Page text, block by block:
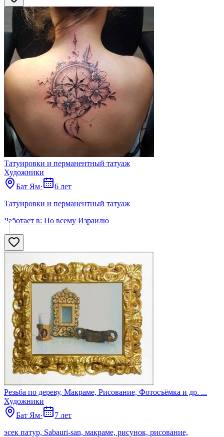
Татуировки и перманентный татуаж
Художники
Бат Ям·
6 лет
Татуировки и перманентный татуаж
Работает в: По всему Израилю
Резьба по дереву, Макраме, Рисование, Фотосъёмка и др. ...
Художники
Бат Ям·
7 лет
эсек патур, Sabauri-san, макраме, рисунок, рисование,